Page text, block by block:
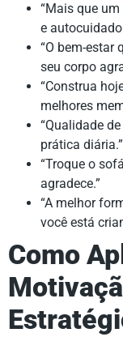
“Mais que
e
“O bem-estar
seu corpo
“Construa
melhores
“Qualidade
prática diária.”
“Troque o
agradece.”
“A melhor
você está
Como